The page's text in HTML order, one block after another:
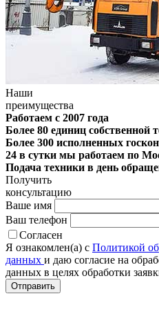
Наши
преимущества
Работаем с 2007 года
Более 80 единиц собственной
Более 300 исполненных
24 в сутки мы работаем по
Подача техники в день
Получить
консультацию
Ваше имя
Ваш телефон
Согласен
Я ознакомлен(а) с Политикой
данных и даю согласие на
данных в целях обработки